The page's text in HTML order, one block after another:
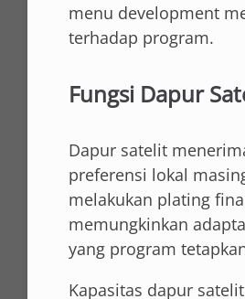
menu development
terhadap program.
Fungsi Dapur
Dapur satelit
preferensi lokal
melakukan plating
memungkinkan
yang program
Kapasitas dapur